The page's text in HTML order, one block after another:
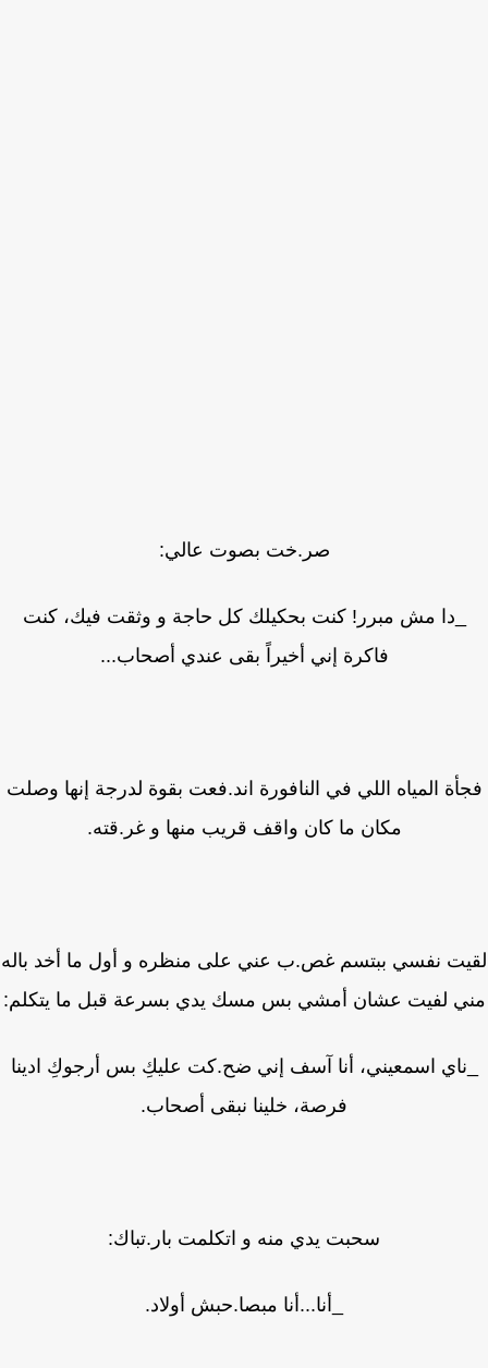
صر.خت بصوت عالي:
_دا مش مبرر! كنت بحكيلك كل حاجة و وثقت فيك، كنت
فاكرة إني أخيراً بقى عندي أصحاب...
المياه اللي في النافورة اند.فعت بقوة لدرجة إنها وصلت
مكان ما كان واقف قريب منها و غر.قته.
نفسي ببتسم غص.ب عني على منظره و أول ما أخد باله
لفيت عشان أمشي بس مسك يدي بسرعة قبل ما يتكلم:
اسمعيني، أنا آسف إني ضح.كت عليكِ بس أرجوكِ ادينا
فرصة، خلينا نبقى أصحاب.
سحبت يدي منه و اتكلمت بار.تباك:
_أنا...أنا مبصا.حبش أولاد.